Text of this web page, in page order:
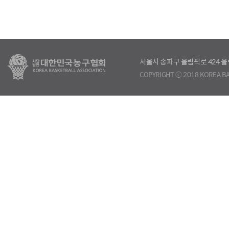
서울시 송파구 올림픽로 424
COPYRIGHT ⓒ 2018 KOREA